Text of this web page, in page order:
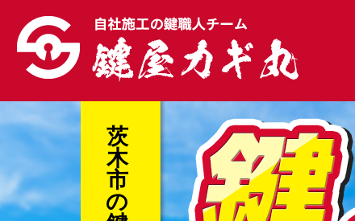
茨
木
市
の